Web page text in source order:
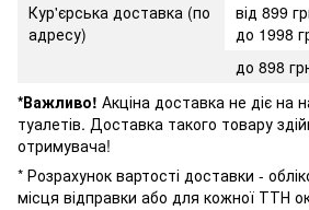
Кур'єрська доставка (по
адресу)
від 899
до 1998
до 898
*Важливо! Акціна доставка не діє на
туалетів. Доставка такого товару
отримувача!
* Розрахунок вартості доставки -
місця відправки або для кожної ТТН